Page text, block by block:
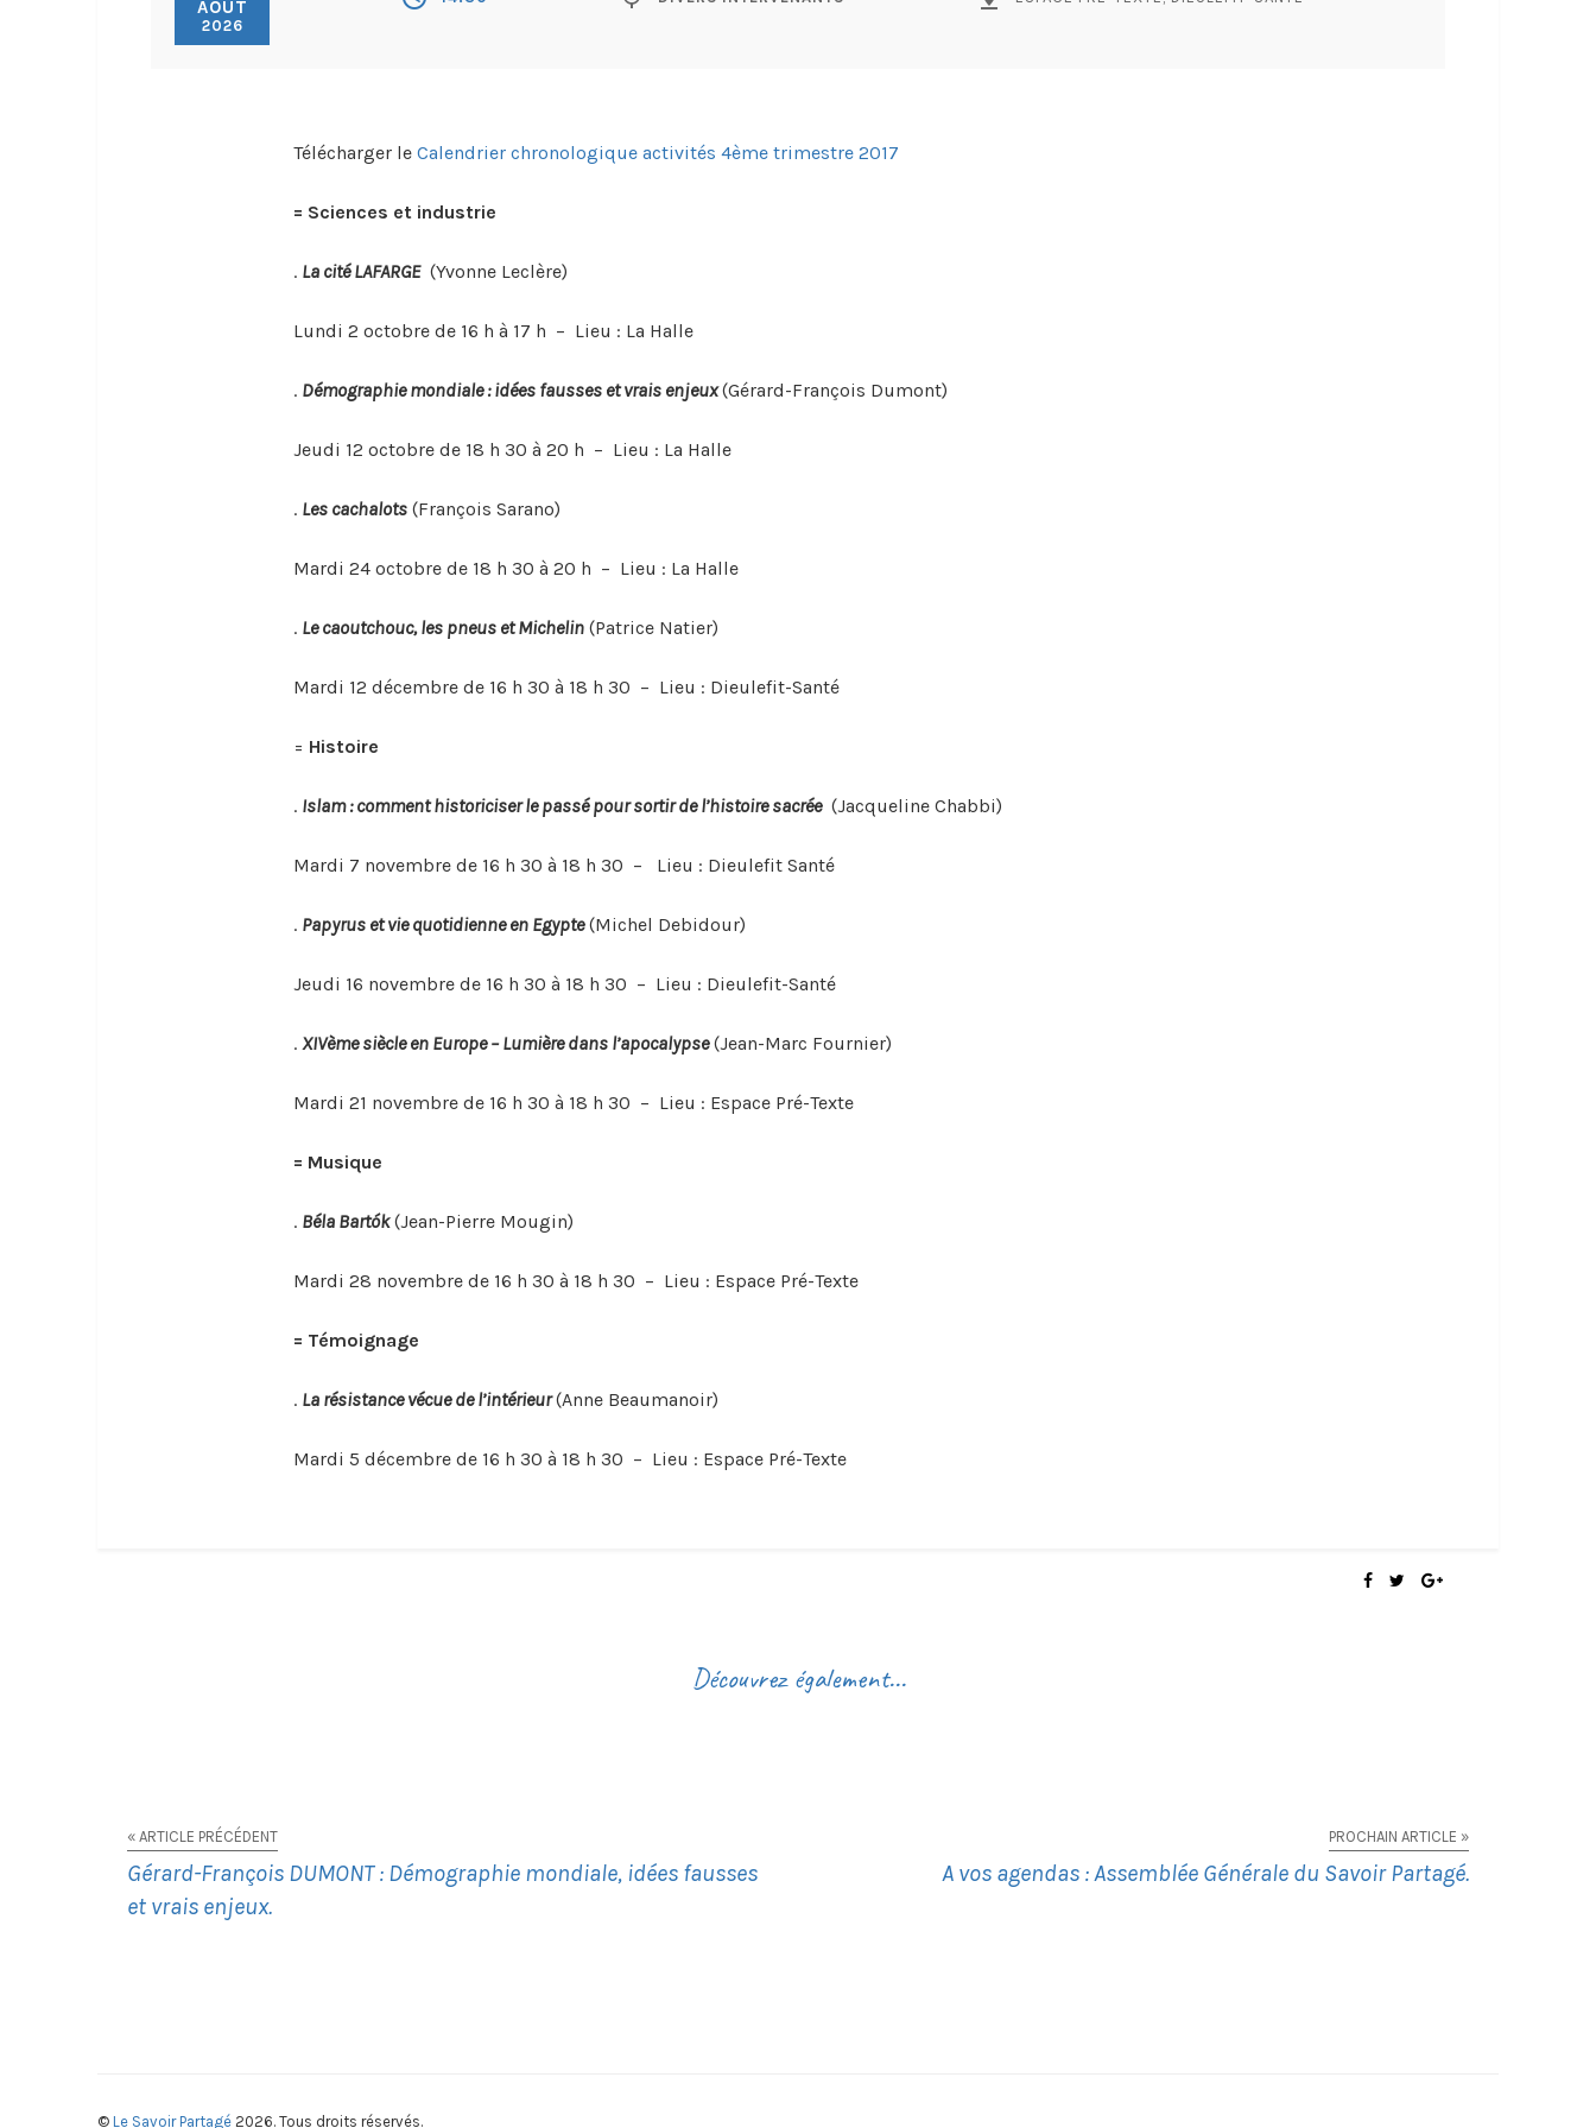
AOÛT
2026
Télécharger le Calendrier chronologique activités 4ème trimestre 2017
= Sciences et industrie
. La cité LAFARGE(Yvonne Leclère)
Lundi 2 octobre de 16 h à 17 h – Lieu : La Halle
. Démographie mondiale : idées fausses et vrais enjeux(Gérard-François Dumont)
Jeudi 12 octobre de 18 h 30 à 20 h – Lieu : La Halle
. Les cachalots(François Sarano)
Mardi 24 octobre de 18 h 30 à 20 h – Lieu : La Halle
. Le caoutchouc, les pneus et Michelin(Patrice Natier)
Mardi 12 décembre de 16 h 30 à 18 h 30 – Lieu : Dieulefit-Santé
= Histoire
. Islam : comment historiciser le passé pour sortir de l’histoire sacrée(Jacqueline Chabbi)
Mardi 7 novembre de 16 h 30 à 18 h 30 – Lieu : Dieulefit Santé
. Papyrus et vie quotidienne en Egypte(Michel Debidour)
Jeudi 16 novembre de 16 h 30 à 18 h 30 – Lieu : Dieulefit-Santé
. XIVème siècle en Europe – Lumière dans l’apocalypse(Jean-Marc Fournier)
Mardi 21 novembre de 16 h 30 à 18 h 30 – Lieu : Espace Pré-Texte
= Musique
. Béla Bartók(Jean-Pierre Mougin)
Mardi 28 novembre de 16 h 30 à 18 h 30 – Lieu : Espace Pré-Texte
= Témoignage
. La résistance vécue de l’intérieur(Anne Beaumanoir)
Mardi 5 décembre de 16 h 30 à 18 h 30 – Lieu : Espace Pré-Texte
Découvrez également...
« ARTICLE PRÉCÉDENT
Gérard-François DUMONT : Démographie mondiale, idées fausses
et vrais enjeux.
PROCHAIN ARTICLE »
A vos agendas : Assemblée Générale du Savoir Partagé.
© Le Savoir Partagé 2026. Tous droits réservés.